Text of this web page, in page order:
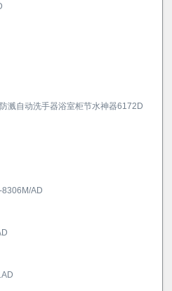
溅自动洗手器浴室柜节水神器6172D
8306M/AD